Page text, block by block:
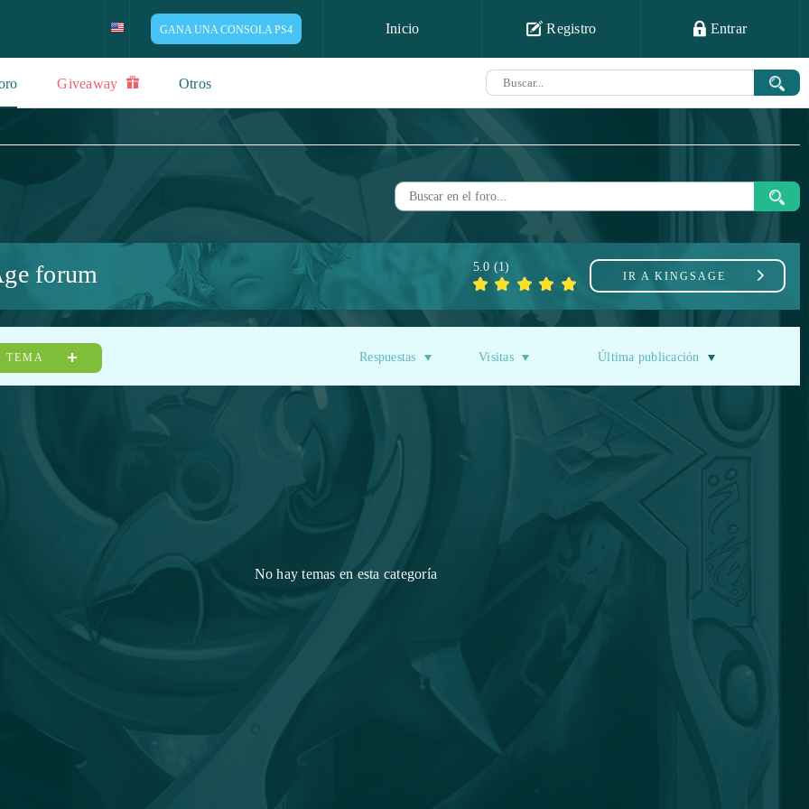
GANA UNA CONSOLA PS4 Inicio Registro Entrar
Giveaway Otros
forum IR A KINGSAGE
5.0 (1)
TEMA Respuestas Visitas Última publicación
No hay temas en esta categoría